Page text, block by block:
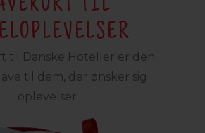
TIL
til Danske Hoteller er den
til dem, der ønsker sig
oplevelser